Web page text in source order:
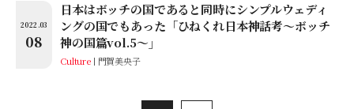
2022.03
08
日本はボッチの国であると同時にシンプルウェディ
ングの国でもあった「ひねくれ日本神話考〜ボッチ
神の国篇vol.5〜」
Culture 門賀美央子